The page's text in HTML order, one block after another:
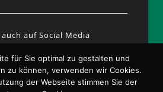
auf Social Media
für Sie optimal zu gestalten und
zu können, verwenden wir Cookies.
der Webseite stimmen Sie der